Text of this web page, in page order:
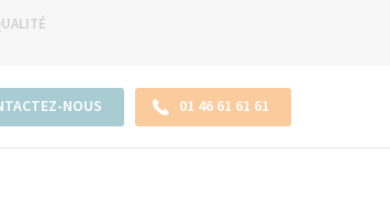
NOUS 01 46 61 61 61